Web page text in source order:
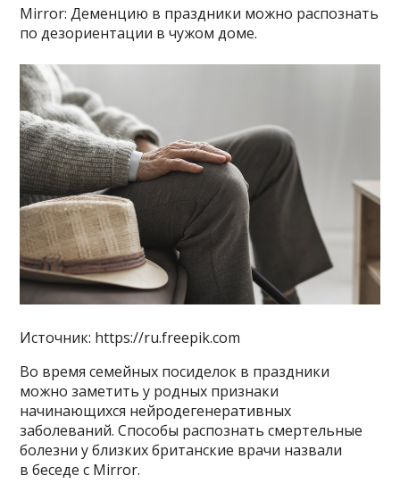
Mirror: Деменцию в праздники можно распознать
по дезориентации в чужом доме.
Источник: https://ru.freepik.com
Во время семейных посиделок в праздники
можно заметить у родных признаки
начинающихся нейродегенеративных
заболеваний. Способы распознать смертельные
болезни у близких британские врачи назвали
в беседе с Mirror.